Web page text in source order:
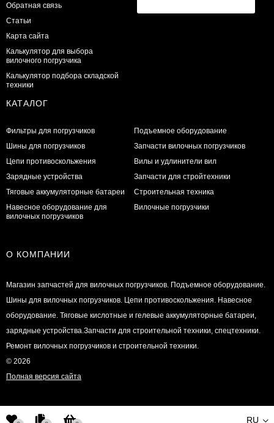
Обратная связь
Статьи
Карта сайта
Калькулятор для выбора
вилочного погрузчика
Калькулятор подбора складской
техники
КАТАЛОГ
Фильтры для погрузчиков
Шины для погрузчиков
Цепи противоскольжения
Зарядные устройства
Тяговые аккумуляторные батареи
Навесное оборудование для
вилочных погрузчиков
Подъемное оборудование
Запчасти вилочных погрузчиков
Вилы и удлинители вил
Запчасти для стройтехники
Строительная техника
Вилочные погрузчики
О КОМПАНИИ
Магазин запчастей для вилочных погрузчиков. Подъемное оборудование.
Шины для вилочных погрузчиков. Цепи противоскольжения. Навесное
оборудование. Тяговые кислотные и гелевые аккумуляторные батареи,
зарядные устройства.Запчасти для строительной техники, спецтехники.
Ремонт вилочных погрузчиков и строительной техники.
© 2026
Полная версия сайта
RU